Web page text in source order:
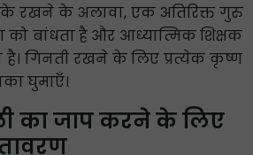
रखने के अलावा, एक अतिरिक्त गुरु
बांधता है और आध्यात्मिक शिक्षक
गिनती रखने के लिए प्रत्येक कृष्ण
घुमाएँ।
का जाप करने के लिए